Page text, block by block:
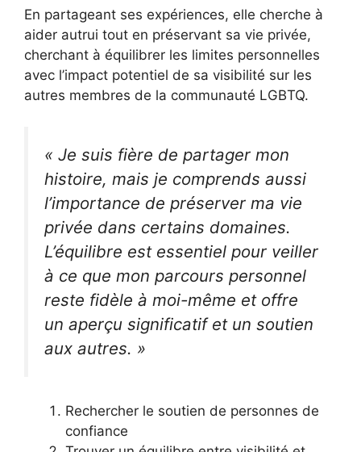
En partageant ses expériences, elle cherche à
aider autrui tout en préservant sa vie privée,
cherchant à équilibrer les limites personnelles
avec l’impact potentiel de sa visibilité sur les
autres membres de la communauté LGBTQ.
« Je suis fière de partager mon
histoire, mais je comprends aussi
l’importance de préserver ma vie
privée dans certains domaines.
L’équilibre est essentiel pour veiller
à ce que mon parcours personnel
reste fidèle à moi-même et offre
un aperçu significatif et un soutien
aux autres. »
Rechercher le soutien de personnes de
confiance